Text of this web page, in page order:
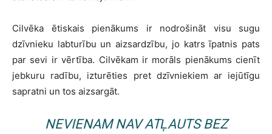
Cilvēka ētiskais pienākums ir nodrošināt visu sugu
dzīvnieku labturību un aizsardzību, jo katrs īpatnis pats
par sevi ir vērtība. Cilvēkam ir morāls pienākums cienīt
jebkuru radību, izturēties pret dzīvniekiem ar iejūtīgu
sapratni un tos aizsargāt.
NEVIENAM NAV ATĻAUTS BEZ